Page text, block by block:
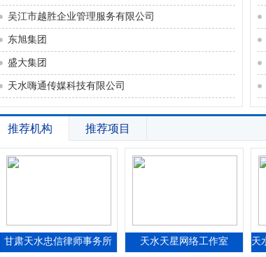
吴江市越胜企业管理服务有限公司
东旭集团
盛大集团
天水嗨通传媒科技有限公司
推荐机构 推荐项目
甘肃天水忠信律师事务所 天水天星网络工作室